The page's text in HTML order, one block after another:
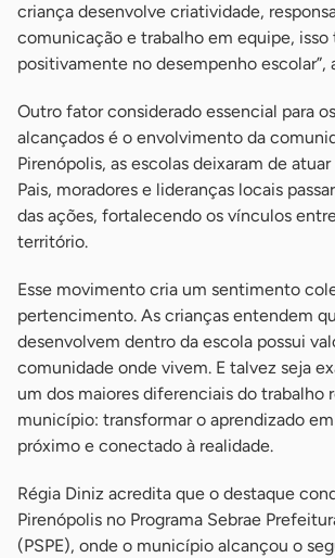
criança desenvolve criatividade,
comunicação e trabalho em equipe,
positivamente no desempenho escolar”,
Outro fator considerado essencial para
alcançados é o envolvimento da
Pirenópolis, as escolas deixaram de
Pais, moradores e lideranças locais
das ações, fortalecendo os vínculos
território.
Esse movimento cria um sentimento
pertencimento. As crianças entendem
desenvolvem dentro da escola possui
comunidade onde vivem. E talvez seja
um dos maiores diferenciais do trabalho
município: transformar o aprendizado
próximo e conectado à realidade.
Régia Diniz acredita que o destaque
Pirenópolis no Programa Sebrae
(PSPE), onde o município alcançou o